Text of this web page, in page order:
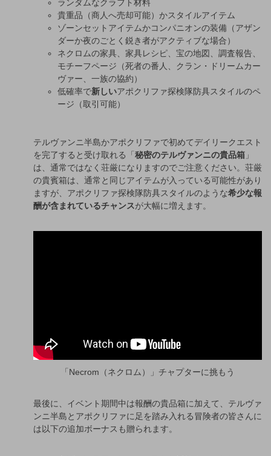
ランダムなクラフト材料
貴重品（商人へ売却可能）かスタイルアイテム
ゾーンセットアイテムかコンパニオンの装備（アザン
ダーか夜のごとく鋭き者がアクティブな場合）
ネクロムの家具、家具レシピ、宝の地図、調査報告、
モチーフページ（死者の番人、クラン・ドリームカー
ヴァー、一族の協約）
低確率で新しいアポクリファ探検隊防具スタイルのペ
ージ（取引可能）
テルヴァンニ半島かアポクリファで初めてデイリークエスト
を完了すると受け取れる「 秘密のテルヴァンニの貴品箱 」
は、通常ではなく荘厳になりますのでご注意ください。荘厳
の貴賓箱は、通常と同じアイテムが入っている可能性があり
ますが、アポクリファ探検隊防具スタイルのような希少な報
酬が含まれているチャンスが大幅に増えます。
「Necrom（ネクロム）」チャプターに挑もう
最後に、イベント期間中は報酬の貴品箱に加えて、テルヴァ
ンニ半島とアポクリファに足を踏み入れる冒険者の皆さんに
は以下の追加ボーナスも贈られます。